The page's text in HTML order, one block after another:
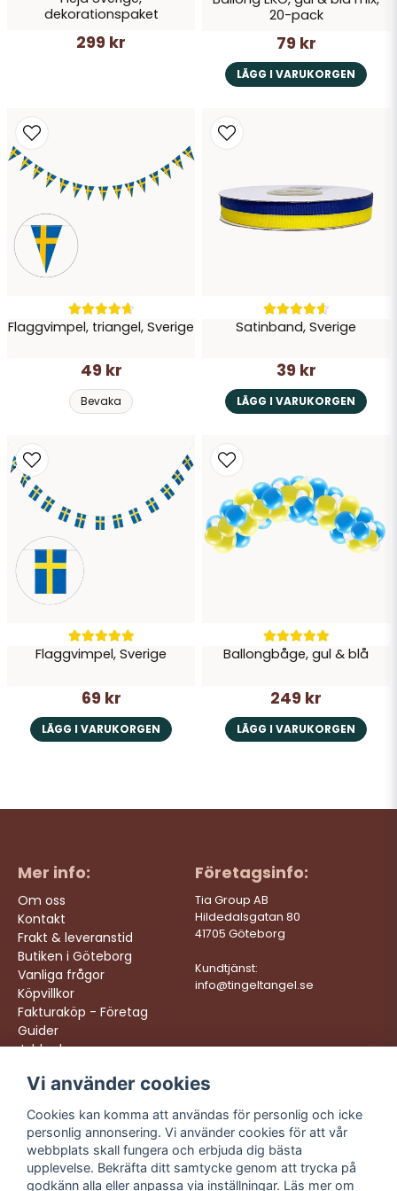
Skicka fråga
dekorationspaket
299 kr
20-pack
79 kr
LÄGG I VARUKORGEN
Flaggvimpel, triangel, Sverige
49 kr
Bevaka
Satinband, Sverige
39 kr
LÄGG I VARUKORGEN
Flaggvimpel, Sverige
69 kr
LÄGG I VARUKORGEN
Ballongbåge, gul & blå
249 kr
LÄGG I VARUKORGEN
Mer info:
Om oss
Kontakt
Frakt & leveranstid
Butiken i Göteborg
Vanliga frågor
Köpvillkor
Fakturaköp - Företag
Guider
Jobba hos oss
Företagsinfo:
Tia Group AB
Hildedalsgatan 80
41705 Göteborg
Kundtjänst:
info@tingeltangel.se
Följ oss:
Instagram
Facebook
TikTok
YouTube
Vi levererar:
Snabba leveranser
Trygga köp
Fri frakt över 499:-
Trevlig kundtjänst
Vi använder cookies
Cookies kan komma att användas för personlig och icke
personlig annonsering. Vi använder cookies för att vår
webbplats skall fungera och erbjuda dig bästa
upplevelse. Bekräfta ditt samtycke genom att trycka på
godkänn alla eller anpassa via inställningar. Läs mer om